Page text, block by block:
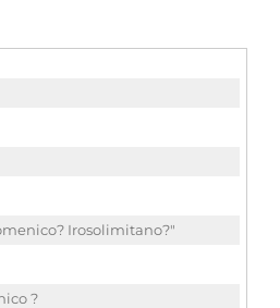
Irosolimitano?"
?